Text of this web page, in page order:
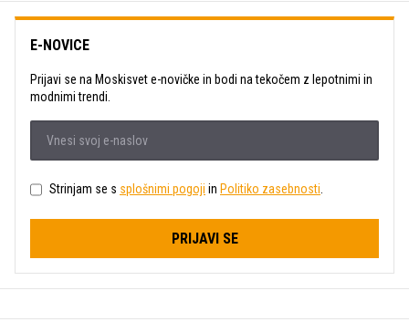
E-NOVICE
Prijavi se na Moskisvet e-novičke in bodi na tekočem z lepotnimi in
modnimi trendi.
Strinjam se s splošnimi pogoji in Politiko zasebnosti.
PRIJAVI SE